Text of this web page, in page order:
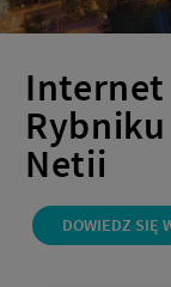
Netii
DOWIEDZ SIĘ